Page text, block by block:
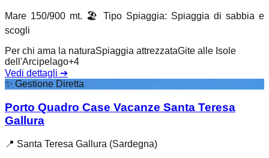
Mare 150/900 mt. 🏖️ Tipo Spiaggia: Spiaggia di sabbia e
scogli
Per chi ama la naturaSpiaggia attrezzataGite alle Isole
dell'Arcipelago+4
Vedi dettagli ➔
✨ Gestione Diretta
Porto Quadro Case Vacanze Santa Teresa
Gallura
📍 Santa Teresa Gallura (Sardegna)